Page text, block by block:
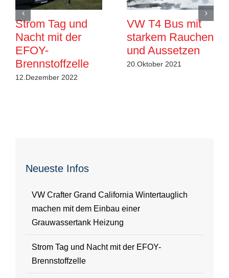
Strom Tag und
Nacht mit der
EFOY-
Brennstoffzelle
12.Dezember 2022
VW T4 Bus mit
starkem Rauchen
und Aussetzen
20.Oktober 2021
Neueste Infos
VW Crafter Grand California Wintertauglich
machen mit dem Einbau einer
Grauwassertank Heizung
Strom Tag und Nacht mit der EFOY-
Brennstoffzelle